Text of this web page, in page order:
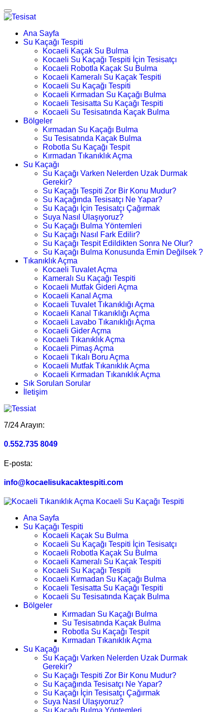
Ana Sayfa
Su Kaçağı Tespiti
Kocaeli Kaçak Su Bulma
Kocaeli Su Kaçağı Tespiti İçin Tesisatçı
Kocaeli Robotla Kaçak Su Bulma
Kocaeli Kameralı Su Kaçak Tespiti
Kocaeli Su Kaçağı Tespiti
Kocaeli Kırmadan Su Kaçağı Bulma
Kocaeli Tesisatta Su Kaçağı Tespiti
Kocaeli Su Tesisatında Kaçak Bulma
Bölgeler
Kırmadan Su Kaçağı Bulma
Su Tesisatında Kaçak Bulma
Robotla Su Kaçağı Tespit
Kırmadan Tıkanıklık Açma
Su Kaçağı
Su Kaçağı Varken Nelerden Uzak Durmak
Gerekir?
Su Kaçağı Tespiti Zor Bir Konu Mudur?
Su Kaçağında Tesisatçı Ne Yapar?
Su Kaçağı İçin Tesisatçı Çağırmak
Suya Nasıl Ulaşıyoruz?
Su Kaçağı Bulma Yöntemleri
Su Kaçağı Nasıl Fark Edilir?
Su Kaçağı Tespit Edildikten Sonra Ne Olur?
Su Kaçağı Bulma Konusunda Emin Değilsek ?
Tıkanıklık Açma
Kocaeli Tuvalet Açma
Kameralı Su Kaçağı Tespiti
Kocaeli Mutfak Gideri Açma
Kocaeli Kanal Açma
Kocaeli Tuvalet Tıkanıklığı Açma
Kocaeli Kanal Tıkanıklığı Açma
Kocaeli Lavabo Tıkanıklığı Açma
Kocaeli Gider Açma
Kocaeli Tıkanıklık Açma
Kocaeli Pimaş Açma
Kocaeli Tıkalı Boru Açma
Kocaeli Mutfak Tıkanıklık Açma
Kocaeli Kırmadan Tıkanıklık Açma
Sık Sorulan Sorular
İletişim
7/24 Arayın:
0.552.735 8049
E-posta:
info@kocaelisukacaktespiti.com
Ana Sayfa
Su Kaçağı Tespiti
Kocaeli Kaçak Su Bulma
Kocaeli Su Kaçağı Tespiti İçin Tesisatçı
Kocaeli Robotla Kaçak Su Bulma
Kocaeli Kameralı Su Kaçak Tespiti
Kocaeli Su Kaçağı Tespiti
Kocaeli Kırmadan Su Kaçağı Bulma
Kocaeli Tesisatta Su Kaçağı Tespiti
Kocaeli Su Tesisatında Kaçak Bulma
Bölgeler
Kırmadan Su Kaçağı Bulma
Su Tesisatında Kaçak Bulma
Robotla Su Kaçağı Tespit
Kırmadan Tıkanıklık Açma
Su Kaçağı
Su Kaçağı Varken Nelerden Uzak Durmak
Gerekir?
Su Kaçağı Tespiti Zor Bir Konu Mudur?
Su Kaçağında Tesisatçı Ne Yapar?
Su Kaçağı İçin Tesisatçı Çağırmak
Suya Nasıl Ulaşıyoruz?
Su Kaçağı Bulma Yöntemleri